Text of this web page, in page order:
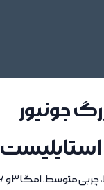
جونیور